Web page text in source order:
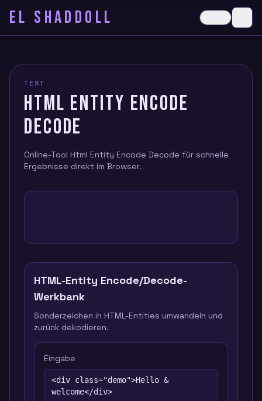
EL SHADDOLL
TEXT
HTML ENTITY ENCODE
DECODE
Online-Tool Html Entity Encode Decode für schnelle
Ergebnisse direkt im Browser.
HTML-Entity Encode/Decode-
Werkbank
Sonderzeichen in HTML-Entities umwandeln und
zurück dekodieren.
Eingabe